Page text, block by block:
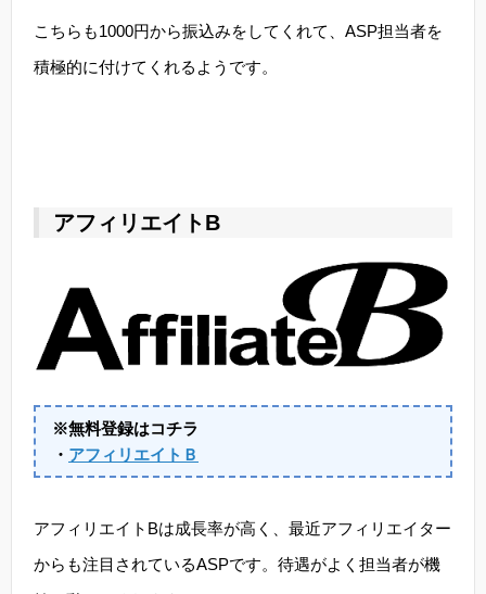
こちらも1000円から振込みをしてくれて、ASP担当者を
積極的に付けてくれるようです。
アフィリエイトB
※無料登録はコチラ
・ アフィリエイトＢ
アフィリエイトBは成長率が高く、最近アフィリエイター
からも注目されているASPです。待遇がよく担当者が機